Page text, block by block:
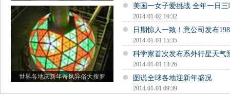
世界各地庆新年奇风异俗大搜罗
美国一女子爱挑战 全年一日
2014-01-02 10:32
日期惊人一致！意公司发布
2014-01-01 15:35
科学家首次发布系外行星天气
2014-01-01 13:26
图说全球各地迎新年盛况
2014-01-01 09:39